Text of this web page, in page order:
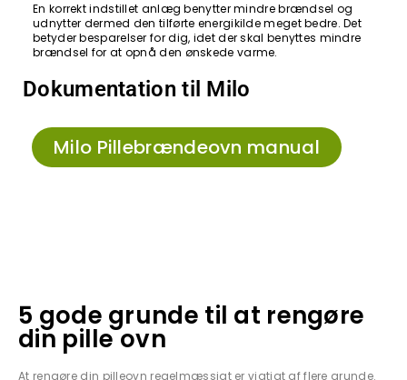
En korrekt indstillet anlæg benytter mindre brændsel og
udnytter dermed den tilførte energikilde meget bedre. Det
betyder besparelser for dig, idet der skal benyttes mindre
brændsel for at opnå den ønskede varme.
Dokumentation til Milo
Milo Pillebrændeovn manual
5 gode grunde til at rengøre
din pille ovn
At rengøre din pilleovn regelmæssigt er vigtigt af flere grunde.